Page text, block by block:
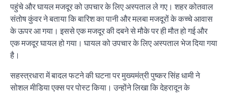
पहुंचे और घायल मजदूर को उपचार के लिए अस्पताल ले गए। शहर कोतवाल
संतोष कुंवर ने बताया कि बारिश का पानी और मलबा मजदूरों के कच्चे आवास
के ऊपर आ गया। इससे एक मजदूर की दबने से मौके पर ही मौत हो गई और
एक मजदूर घायल हो गया। घायल को उपचार के लिए अस्पताल भेज दिया गया
है।
सहस्त्रधारा में बादल फटने की घटना पर मुख्यमंत्री पुष्कर सिंह धामी ने
सोशल मीडिया एक्स पर पोस्ट किया। उन्होंने लिखा कि देहरादून के